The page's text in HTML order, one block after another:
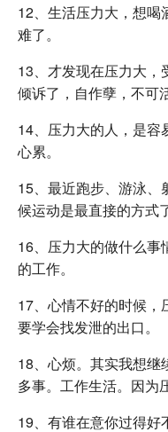
12、生活压力大，想喝
难了。
13、才发现在压力大，
倾诉了，自作孽，不可活
14、压力大的人，是容
心累。
15、最近跑步、游泳
候运动是最直接的方式了
16、压力大的做什么事
的工作。
17、心情不好的时候，
要学会找发泄的出口。
18、心烦。其实我想
多事。工作生活。因为
19、有谁在意你过得好